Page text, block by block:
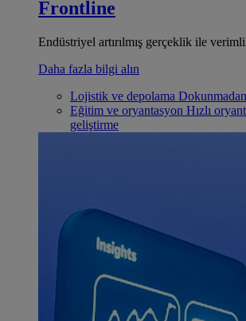
Frontline
Endüstriyel artırılmış gerçeklik ile
Daha fazla bilgi alın
Lojistik ve depolama
Eğitim ve oryantasyon Hızlı
geliştirme